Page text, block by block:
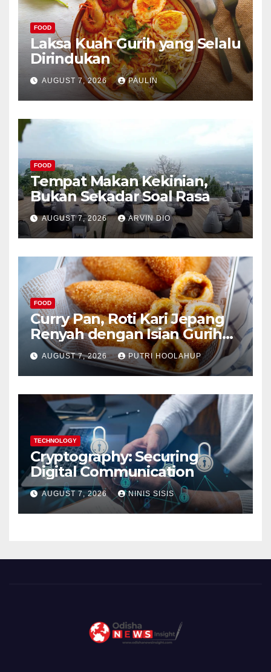
FOOD
Laksa Kuah Gurih yang Selalu
Dirindukan
AUGUST 7, 2026 PAULIN
FOOD
Tempat Makan Kekinian,
Bukan Sekadar Soal Rasa
AUGUST 7, 2026 ARVIN DIO
FOOD
Curry Pan, Roti Kari Jepang
Renyah dengan Isian Gurih
Menggoda
AUGUST 7, 2026 PUTRI HOOLAHUP
TECHNOLOGY
Cryptography: Securing
Digital Communication
AUGUST 7, 2026 NINIS SISIS